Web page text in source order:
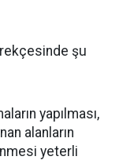
şu
yapılması,
alanların
yeterli